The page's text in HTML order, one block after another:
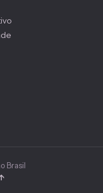
Brasil